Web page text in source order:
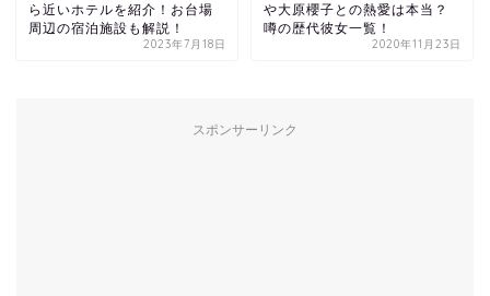
ら近いホテルを紹介！お台場
周辺の宿泊施設も解説！
2023年7月18日
や大原櫻子との熱愛は本当？
噂の歴代彼女一覧！
2020年11月23日
スポンサーリンク